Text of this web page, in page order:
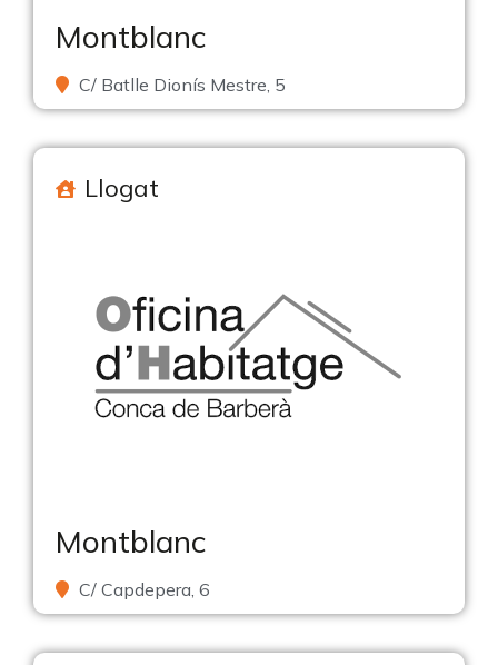
Montblanc
C/ Batlle Dionís Mestre, 5
Llogat
Montblanc
C/ Capdepera, 6